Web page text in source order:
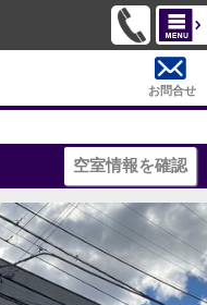
お問合せ
空室情報を確認